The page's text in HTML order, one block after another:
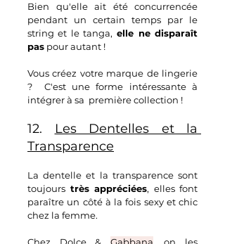
Bien qu'elle ait été concurrencée
pendant un certain temps par le
string et le tanga, elle ne disparaît
pas pour autant !
Vous créez votre marque de lingerie
?  C'est une forme intéressante à
intégrer à sa  première collection !
12.
Les Dentelles et la
Transparence
La dentelle et la transparence sont
toujours très appréciées, elles font
paraître un côté à la fois sexy et chic
chez la femme.